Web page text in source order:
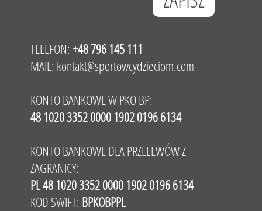
TELEFON: +48 796 145 111
MAIL: kontakt@sportowcydzieciom.com
KONTO BANKOWE W PKO BP:
48 1020 3352 0000 1902 0196 6134
KONTO BANKOWE DLA PRZELEWÓW Z
ZAGRANICY:
PL 48 1020 3352 0000 1902 0196 6134
KOD SWIFT: BPKOBPPL